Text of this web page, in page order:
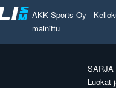
AKK Sports Oy -
mainittu
SARJA
Luokat